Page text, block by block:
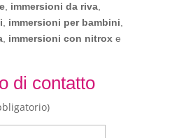
, immersioni da riva,
immersioni per bambini
, immersioni con nitroxe
di contatto